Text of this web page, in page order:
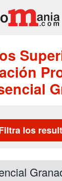
los